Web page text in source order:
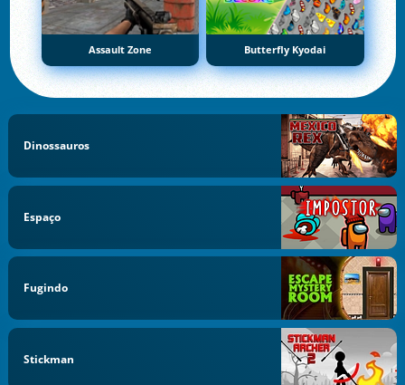
Assault Zone Butterfly Kyodai
Dinossauros
Espaço
Fugindo
Stickman